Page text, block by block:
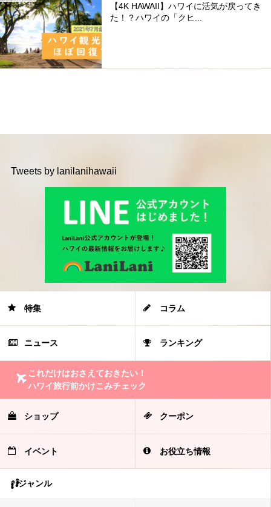
【4K HAWAII】ハワイに活気が戻ってき
た！？ハワイの「クヒ...
Tweets by lanilanihawaii
特集 コラム
ニュース ランキング
これだけはおさえておきたい！
ハワイ旅行前かけこみチェック
ショップ クーポン
イベント お役立ち情報
ジャンル